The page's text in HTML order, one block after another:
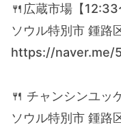
🍴広蔵市場【12:33
ソウル特別市 鍾路
https://naver.me/
🍴 チャンシンユッ
ソウル特別市 鍾路